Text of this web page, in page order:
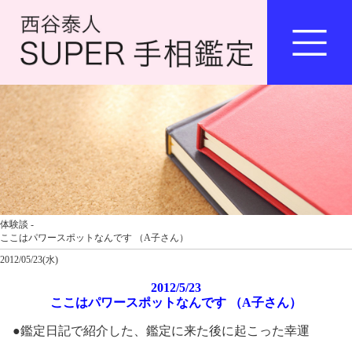
体験談 -
ここはパワースポットなんです （A子さん）
2012/05/23(水)
2012/5/23
ここはパワースポットなんです （A子さん）
●鑑定日記で紹介した、鑑定に来た後に起こった幸運